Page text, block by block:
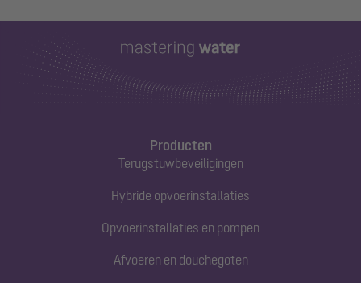
Producten
Terugstuwbeveiligingen
Hybride opvoerinstallaties
Opvoerinstallaties en pompen
Afvoeren en douchegoten